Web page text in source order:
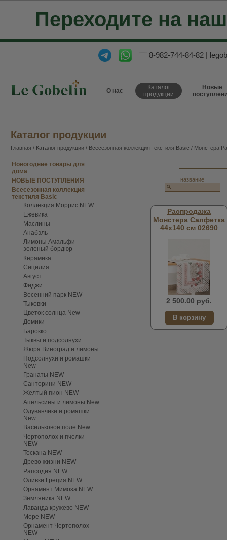
Переходите на
8-982-744-84-82 |
О нас
Каталог
продукции
Новые
Каталог продукции
Главная / Каталог продукции / Всесезонная коллекция текстиля Basic / Монстера
Новогодние товары для
дома
НОВЫЕ ПОСТУПЛЕНИЯ
Всесезонная коллекция
текстиля Basic
Коллекция Моррис NEW
Ежевика
Маслины
Анабэль
Лимоны Амальфи
зеленый бордюр
Керамика
Сицилия
Август
Фиджи
Весенний парк NEW
Тыковки
Цветок солнца New
Домики
Барокко
Тыквы и подсолнухи
Жюра Виноград и лимоны
Подсолнухи и ромашки
New
Гранаты NEW
Санторини NEW
Желтый пион NEW
Апельсины и лимоны New
Одуванчики и ромашки
New
Васильковое поле New
Чертополох и пчелки
NEW
Тоскана NEW
Древо жизни NEW
Рапсодия NEW
Оливки Греция NEW
Орнамент Мимоза NEW
Земляника NEW
Лаванда кружево NEW
Море NEW
Орнамент Чертополох
NEW
название
Распродажа
Монстера Салфетка
44х140 см 02690
2 500.00 руб.